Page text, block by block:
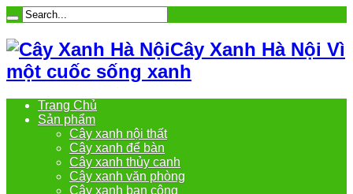
Cây Xanh Hà Nội Vì
một cuốc sống xanh
Trang Chủ
Sản phẩm
Cây xanh nội thất
Cây xanh để bàn
Cây xanh thủy canh
Cây xanh văn phòng
Cây xanh ban công